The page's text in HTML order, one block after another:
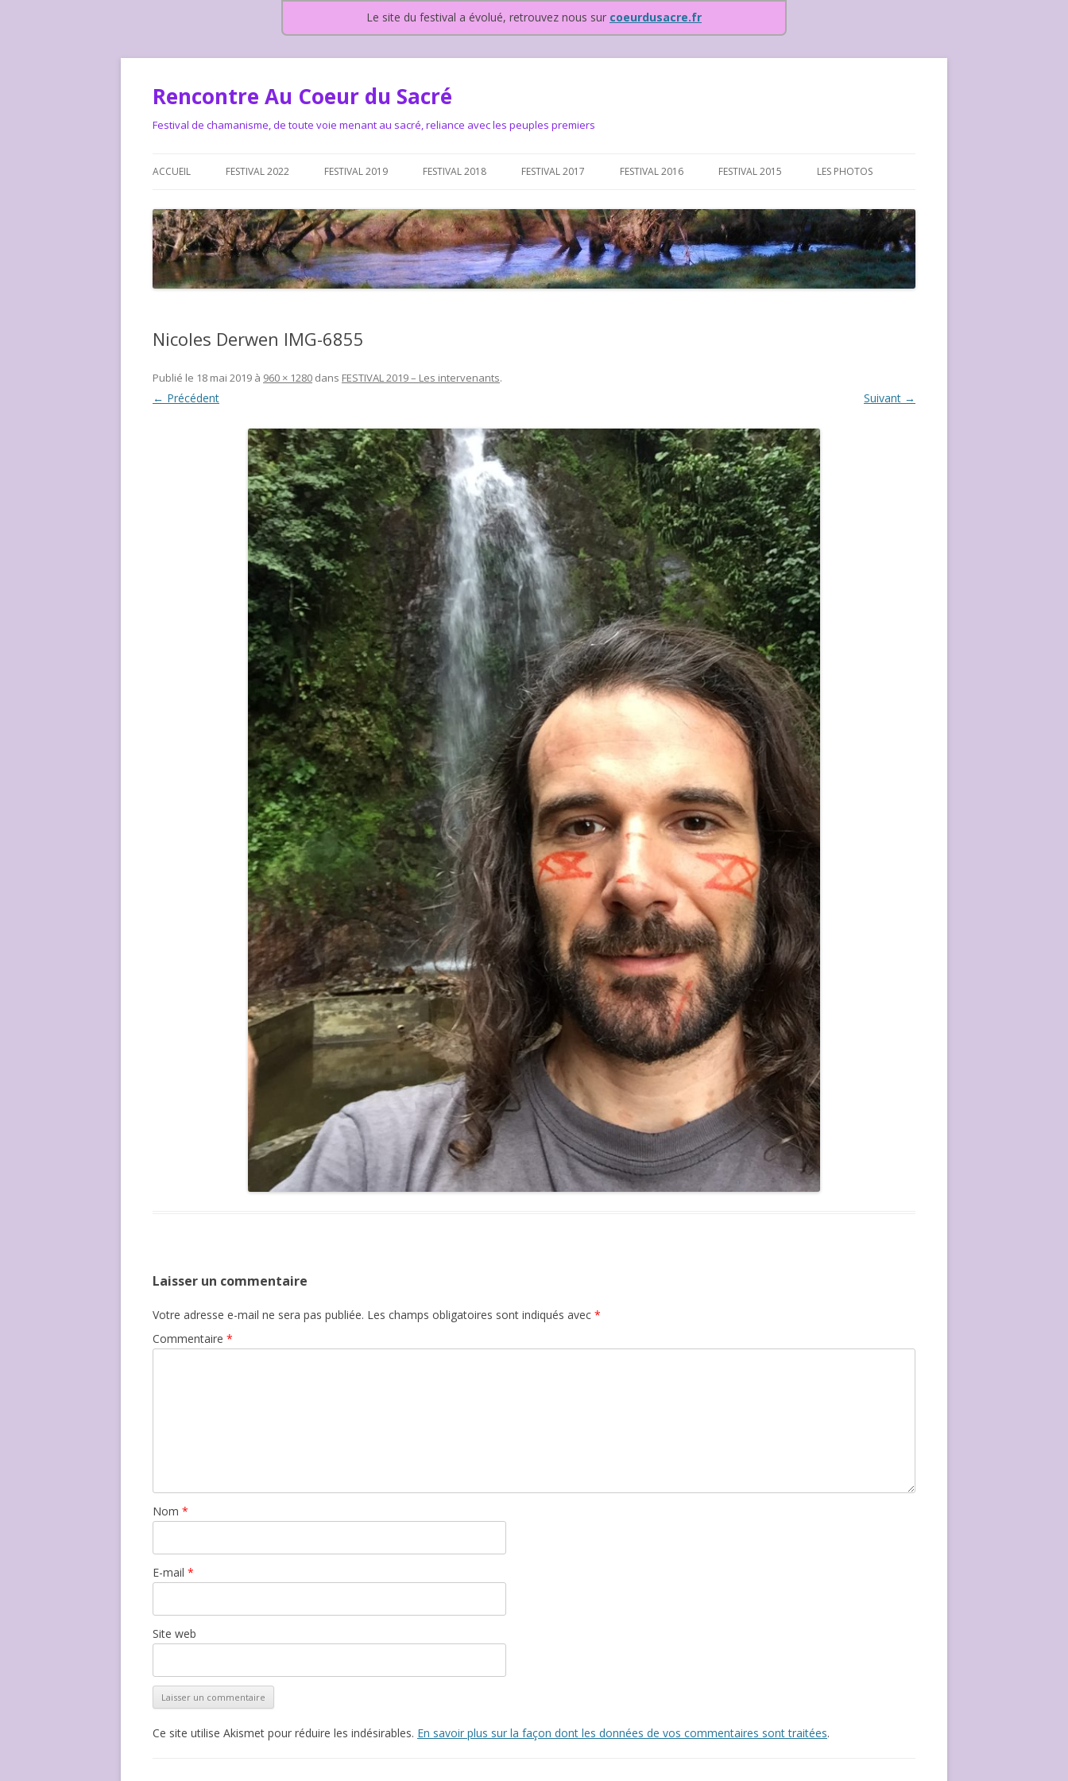
Le site du festival a évolué, retrouvez nous sur coeurdusacre.fr
Rencontre Au Coeur du Sacré
Festival de chamanisme, de toute voie menant au sacré, reliance avec les peuples premiers
ACCUEIL
LA CHARTE DU FESTIVAL
LE FESTIVAL DEPUIS 2015 – QUI
SOMMES-NOUS ?
LE FESTIVAL DEPUIS 2015…OU
ALLONS-NOUS ?
COMMENT FONCTIONNONS
FESTIVAL 2022 FESTIVAL 2019 FESTIVAL 2018 FESTIVAL 2017 FESTIVAL 2016 FESTIVAL 2015 LES PHOTOS
FESTIVAL 2016-PHOTOS
FESTIVAL 2017-PHOTOS ET
VIDÉOS
Nicoles Derwen IMG-6855
Publié le 18 mai 2019 à 960 × 1280 dans FESTIVAL 2019 – Les intervenants.
← Précédent Suivant →
Laisser un commentaire
Votre adresse e-mail ne sera pas publiée. Les champs obligatoires sont indiqués avec *
Commentaire *
Nom *
E-mail *
Site web
Ce site utilise Akismet pour réduire les indésirables. En savoir plus sur la façon dont les données de vos commentaires sont traitées.